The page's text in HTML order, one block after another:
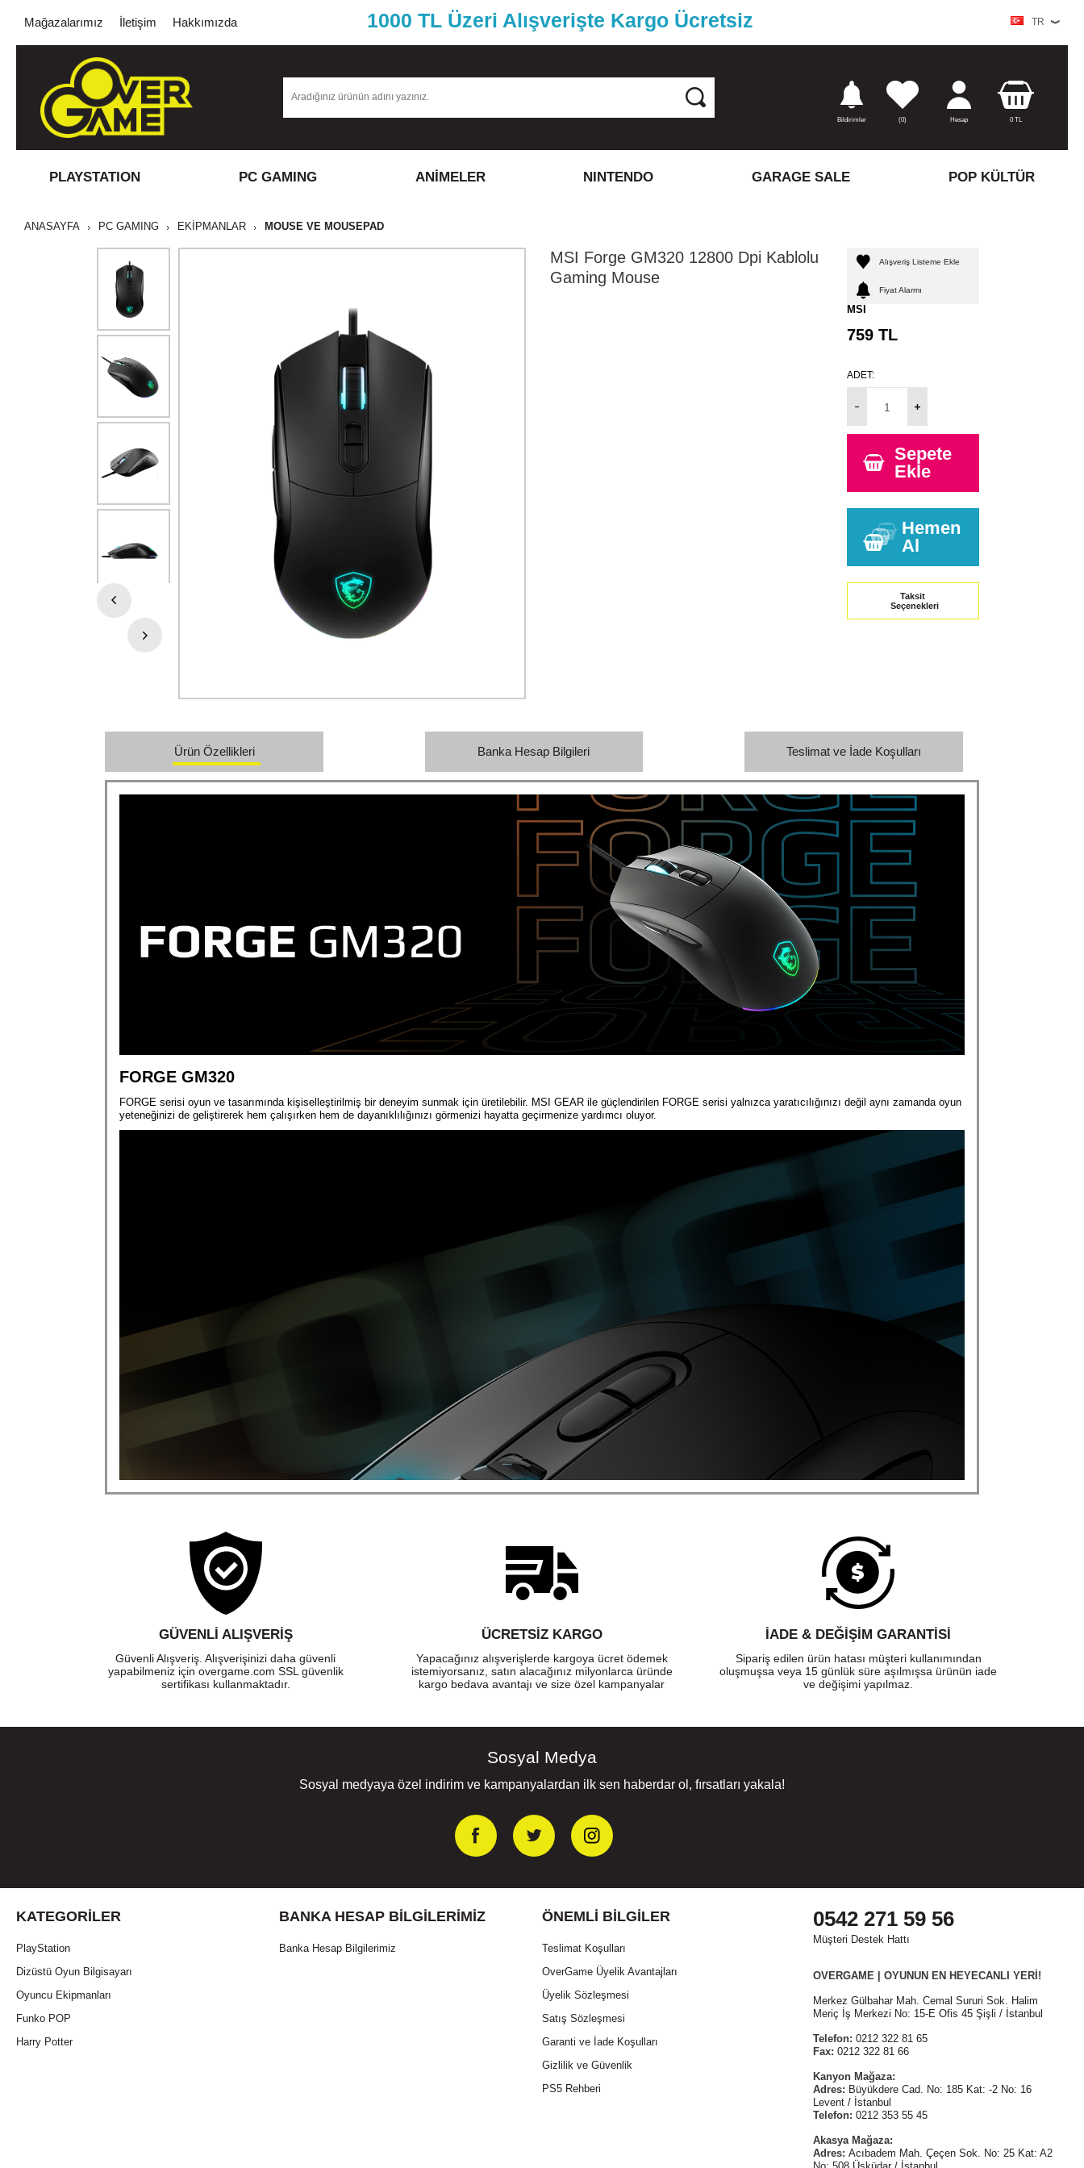
Mağazalarımız İletişim Hakkımızda 1000 TL Üzeri Alışverişte Kargo Ücretsiz TR
Bildirimler (0) Hesap 0TL
PLAYSTATION PC GAMING ANİMELER NINTENDO GARAGE SALE POP KÜLTÜR
ANASAYFA PC GAMING EKİPMANLAR MOUSE VE MOUSEPAD
MSI Forge GM320 12800 Dpi Kablolu
Gaming Mouse
Alışveriş Listeme Ekle
Fiyat Alarmı
MSI
759TL
ADET:
Sepete
Ekle
Hemen
Al
Taksit
Seçenekleri
Ürün Özellikleri Banka Hesap Bilgileri Teslimat ve İade Koşulları
FORGE GM320
FORGE serisi oyun ve tasarımında kişiselleştirilmiş bir deneyim sunmak için üretilebilir. MSI GEAR ile güçlendirilen FORGE serisi yalnızca yaratıcılığınızı değil aynı zamanda oyun
yeteneğinizi de geliştirerek hem çalışırken hem de dayanıklılığınızı görmenizi hayatta geçirmenize yardımcı oluyor.
20 milyon üzerinden tıklamaya dayanıklı sağlam anahtarları ile saat boyu tıklamanıza destek verecek kararlı bir performans sunar.
GÜVENLI ALIŞVERIŞ
Güvenli Alışveriş. Alışverişinizi daha güvenli
yapabilmeniz için overgame.com SSL güvenlik
sertifikası kullanmaktadır.
ÜCRETSIZ KARGO
Yapacağınız alışverişlerde kargoya ücret ödemek
istemiyorsanız, satın alacağınız milyonlarca üründe
kargo bedava avantajı ve size özel kampanyalar
İADE & DEĞİŞİM GARANTİSİ
Sipariş edilen ürün hatası müşteri kullanımından
oluşmuşsa veya 15 günlük süre aşılmışsa ürünün iade
ve değişimi yapılmaz.
Sosyal Medya
Sosyal medyaya özel indirim ve kampanyalardan ilk sen haberdar ol, fırsatları yakala!
KATEGORILER
PlayStation
Dizüstü Oyun Bilgisayarı
Oyuncu Ekipmanları
Funko POP
Harry Potter
BANKA HESAP BILGILERIMIZ
Banka Hesap Bilgilerimiz
ÖNEMLI BILGILER
Teslimat Koşulları
OverGame Üyelik Avantajları
Üyelik Sözleşmesi
Satış Sözleşmesi
Garanti ve İade Koşulları
Gizlilik ve Güvenlik
PS5 Rehberi
0542 271 59 56
Müşteri Destek Hattı
OVERGAME | OYUNUN EN HEYECANLI YERİ!
Merkez Gülbahar Mah. Cemal Sururi Sok. Halim
Meriç İş Merkezi No: 15-E Ofis 45 Şişli / İstanbul
Telefon: 0212 322 81 65
Fax: 0212 322 81 66
Kanyon Mağaza:
Adres: Büyükdere Cad. No: 185 Kat: -2 No: 16
Levent / İstanbul
Telefon: 0212 353 55 45
Akasya Mağaza:
Adres: Acıbadem Mah. Çeçen Sok. No: 25 Kat: A2